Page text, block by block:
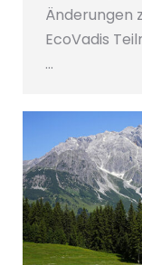
Änderungen
EcoVadis
…